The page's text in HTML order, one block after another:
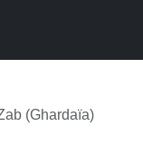
(Ghardaïa)